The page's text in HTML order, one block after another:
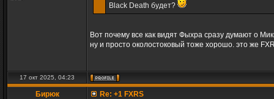
Black Death будет?
Вот почему все как видят Фыхра сразу думают о
ну и просто околостоковый тоже хорошо. это же
17 окт 2025, 04:23
Бирюк Re: +1 FXRS